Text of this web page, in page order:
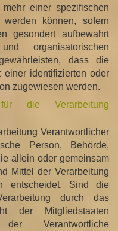
einer spezifischen
werden können, sofern
gesondert aufbewahrt
organisatorischen
dass die
einer identifizierten oder
zugewiesen werden.
die Verarbeitung
Verantwortlicher
Person, Behörde,
allein oder gemeinsam
Mittel der Verarbeitung
entscheidet. Sind die
durch das
der Mitgliedstaaten
Verantwortliche